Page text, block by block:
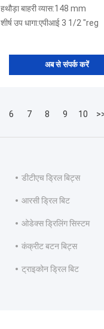
हथौड़ा बाहरी व्यास:148 mm
शीर्ष उप धागा:एपीआई 3 1/2 "reg
अब से संपर्क करें
6 7 8 9 10
डीटीएच ड्रिल बिट्स
आरसी ड्रिल बिट
ओडेक्स ड्रिलिंग सिस्टम
कंक्रीट बटन बिट्स
ट्राइकोन ड्रिल बिट